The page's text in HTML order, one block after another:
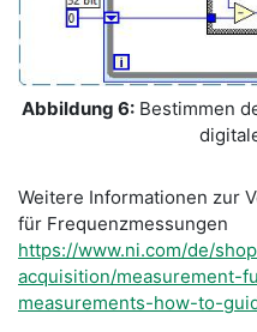
Abbildung 6: Bestimmen
Weitere Informationen zur
für Frequenzmessungen
https://www.ni.com/de/
acquisition/measurement-
measurements-how-to-